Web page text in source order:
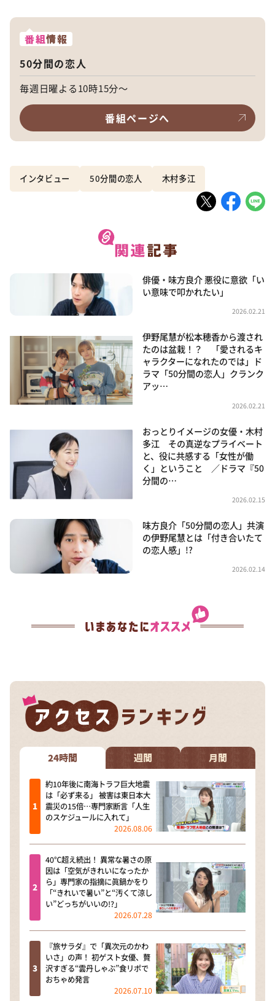
番組情報
50分間の恋人
毎週日曜よる10時15分～
番組ページへ
インタビュー 50分間の恋人 木村多江
俳優・味方良介 悪役に意欲「い
い意味で叩かれたい」
2026.02.21
伊野尾慧が松本穂香から渡され
たのは盆栽！？ 「愛されるキ
ャラクターになれたのでは」ド
ラマ「50分間の恋人」クランク
アッ…
2026.02.21
おっとりイメージの女優・木村
多江 その真逆なプライベート
と、役に共感する「女性が働
く」ということ ／ドラマ『50
分間の…
2026.02.15
味方良介「50分間の恋人」共演
の伊野尾慧とは「付き合いたて
の恋人感」!?
2026.02.14
24時間 週間 月間
約10年後に南海トラフ巨大地震
は「必ず来る」 被害は東日本大
震災の15倍…専門家断言「人生
のスケジュールに入れて」
2026.08.06
40℃超え続出！ 異常な暑さの原
因は「空気がきれいになったか
ら」専門家の指摘に眞鍋かをり
「“きれいで暑い”と“汚くて涼し
い”どっちがいいの!?」
2026.07.28
『旅サラダ』で「異次元のかわ
いさ」の声！ 初ゲスト女優、贅
沢すぎる“雲丹しゃぶ”食リポで
おちゃめ発言
2026.07.10